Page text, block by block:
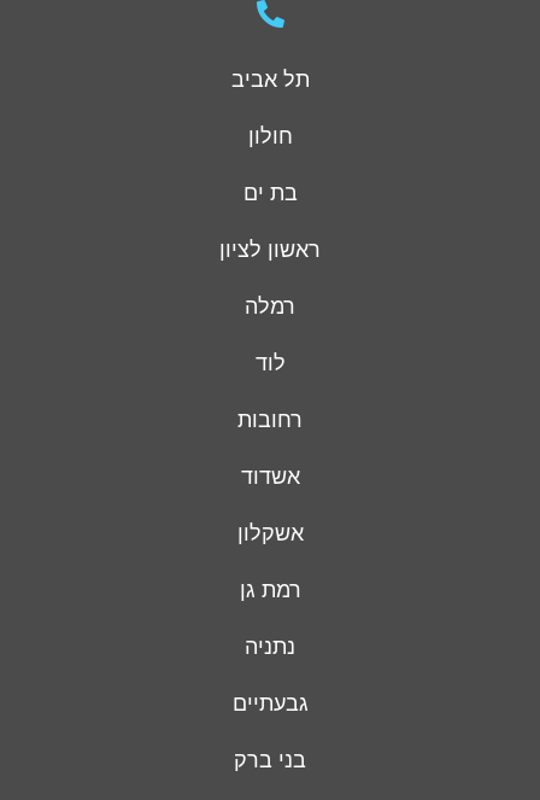
תל אביב
חולון
בת ים
ראשון לציון
רמלה
לוד
רחובות
אשדוד
אשקלון
רמת גן
נתניה
גבעתיים
בני ברק